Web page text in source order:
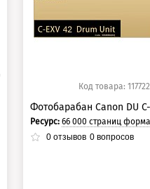
Код товара: 117722
Фотобарабан Canon DU C-
Ресурс: 66 000 страниц формата А4 при 5%
0отзывов 0вопросов